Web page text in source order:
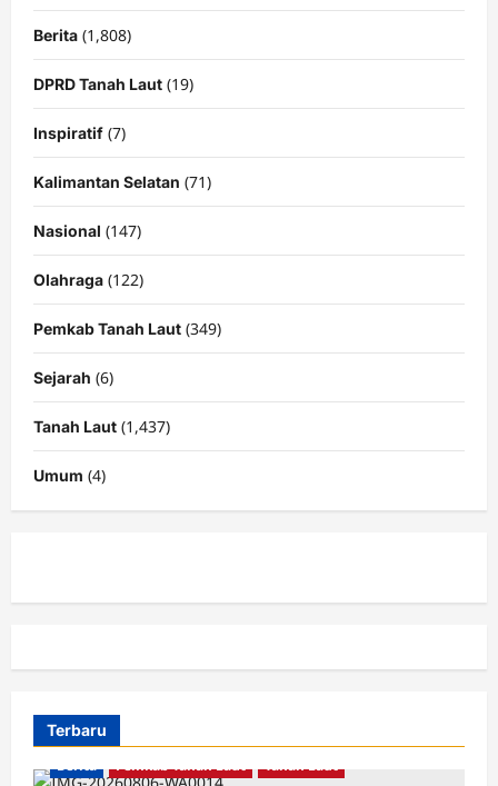
Berita (1,808)
DPRD Tanah Laut (19)
Inspiratif (7)
Kalimantan Selatan (71)
Nasional (147)
Olahraga (122)
Pemkab Tanah Laut (349)
Sejarah (6)
Tanah Laut (1,437)
Umum (4)
Terbaru
Berita Pemkab Tanah Laut Tanah Laut